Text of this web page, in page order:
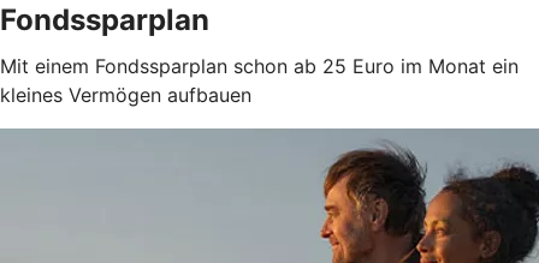
Fondssparplan
Mit einem Fondssparplan schon ab 25 Euro im Monat ein
kleines Vermögen aufbauen